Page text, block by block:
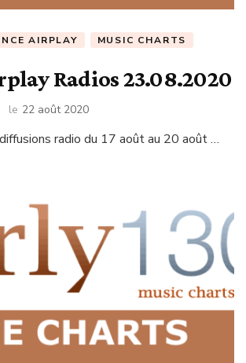
AIRPLAY MUSIC CHARTS
Radios 23.08.2020
le 22 août 2020
radio du 17 août au 20 août …